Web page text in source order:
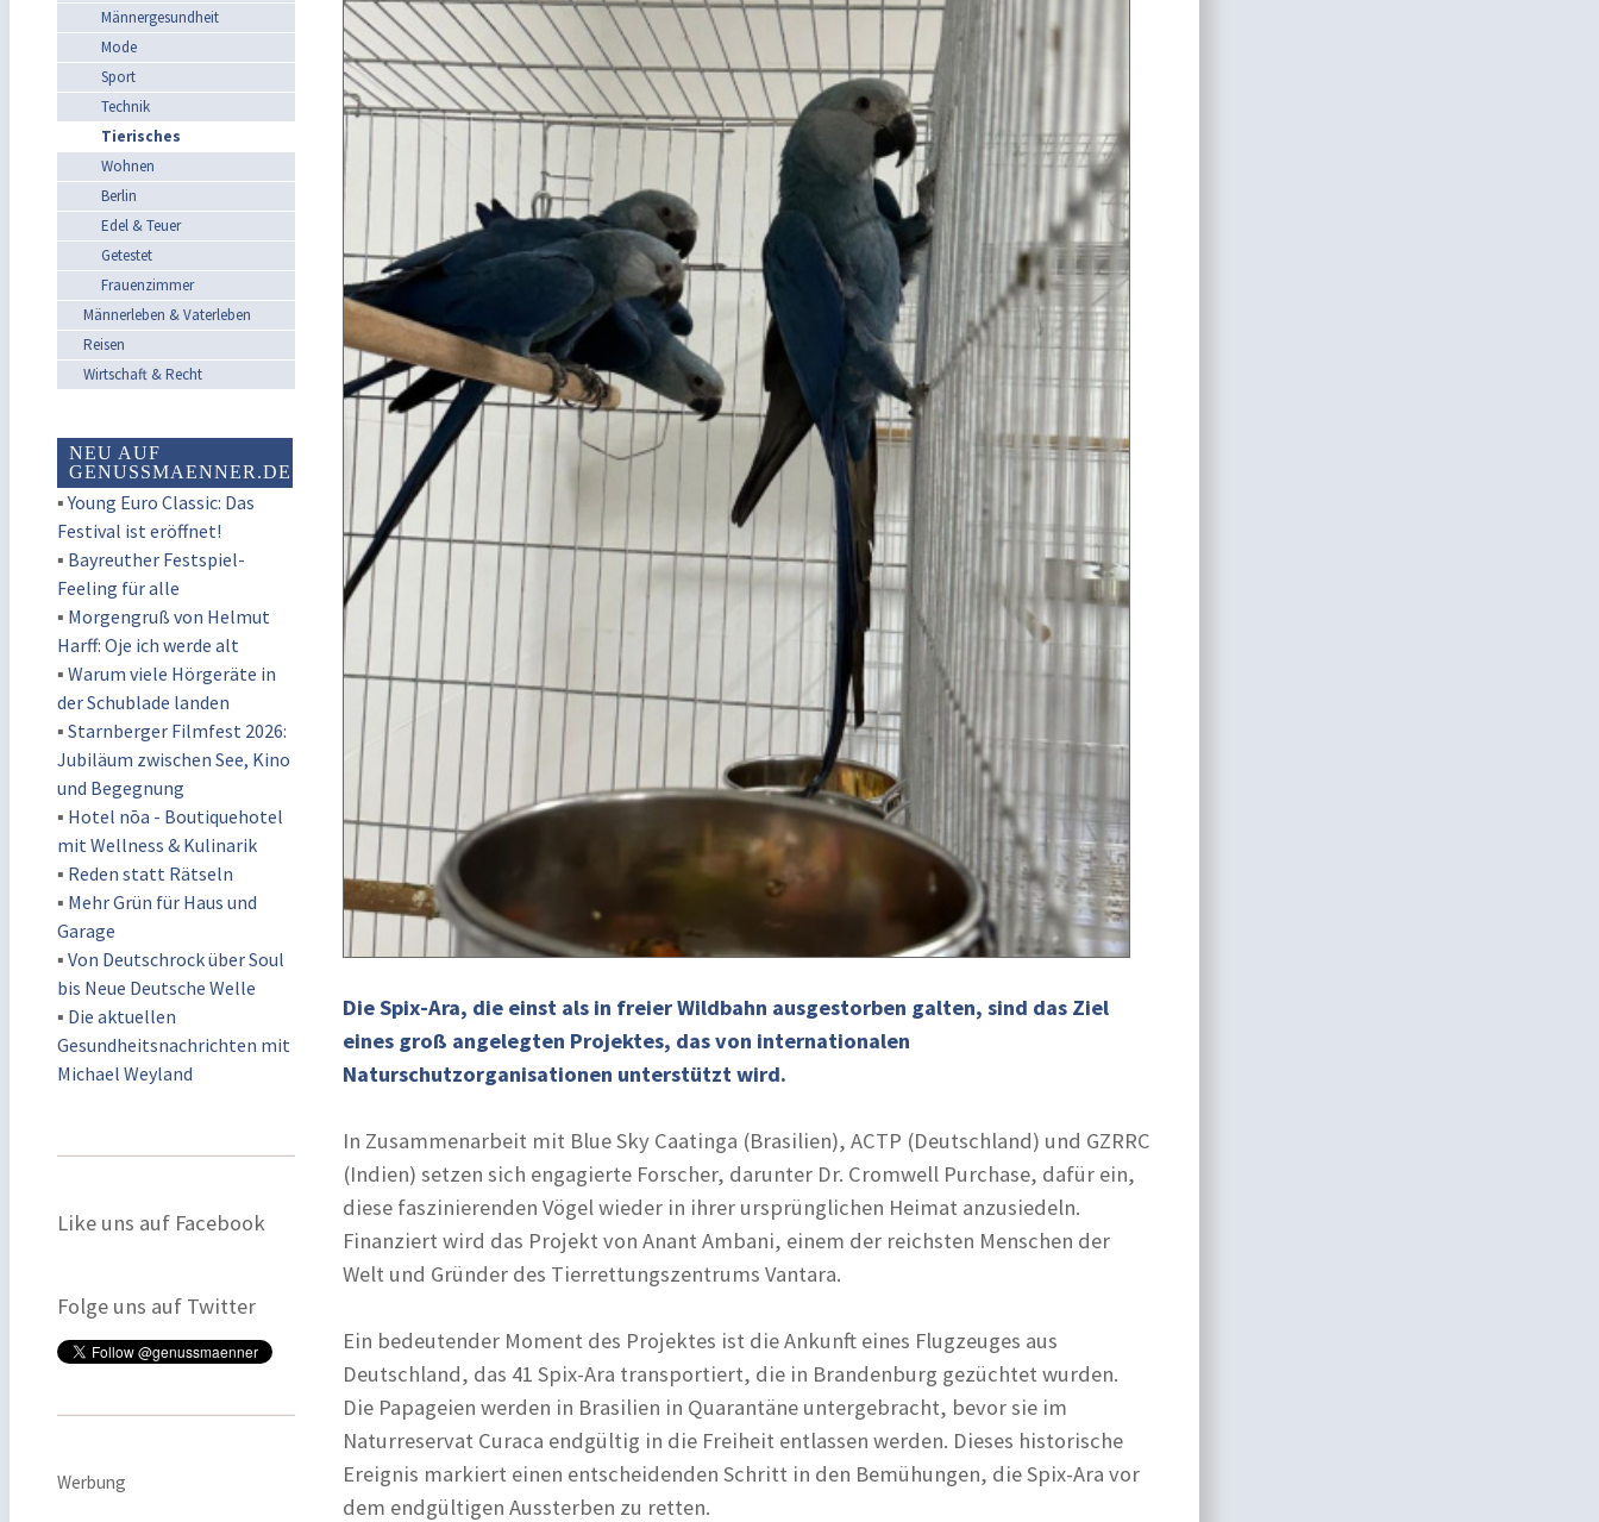
Männergesundheit
Mode
Sport
Technik
Tierisches
Wohnen
Berlin
Edel & Teuer
Getestet
Frauenzimmer
Männerleben & Vaterleben
Reisen
Wirtschaft & Recht
NEU AUF
GENUSSMAENNER.DE
▪Young Euro Classic: Das
Festival ist eröffnet!
▪ Bayreuther Festspiel-
Feeling für alle
▪ Morgengruß von Helmut
Harff: Oje ich werde alt
▪ Warum viele Hörgeräte in
der Schublade landen
▪ Starnberger Filmfest 2026:
Jubiläum zwischen See, Kino
und Begegnung
▪ Hotel nōa - Boutiquehotel
mit Wellness & Kulinarik
▪ Reden statt Rätseln
▪ Mehr Grün für Haus und
Garage
▪ Von Deutschrock über Soul
bis Neue Deutsche Welle
▪ Die aktuellen
Gesundheitsnachrichten mit
Michael Weyland
Like uns auf Facebook
Folge uns auf Twitter
Werbung
Die Spix-Ara, die einst als in freier Wildbahn ausgestorben galten, sind das Ziel
eines groß angelegten Projektes, das von internationalen
Naturschutzorganisationen unterstützt wird.
In Zusammenarbeit mit Blue Sky Caatinga (Brasilien), ACTP (Deutschland) und GZRRC
(Indien) setzen sich engagierte Forscher, darunter Dr. Cromwell Purchase, dafür ein,
diese faszinierenden Vögel wieder in ihrer ursprünglichen Heimat anzusiedeln.
Finanziert wird das Projekt von Anant Ambani, einem der reichsten Menschen der
Welt und Gründer des Tierrettungszentrums Vantara.
Ein bedeutender Moment des Projektes ist die Ankunft eines Flugzeuges aus
Deutschland, das 41 Spix-Ara transportiert, die in Brandenburg gezüchtet wurden.
Die Papageien werden in Brasilien in Quarantäne untergebracht, bevor sie im
Naturreservat Curaca endgültig in die Freiheit entlassen werden. Dieses historische
Ereignis markiert einen entscheidenden Schritt in den Bemühungen, die Spix-Ara vor
dem endgültigen Aussterben zu retten.